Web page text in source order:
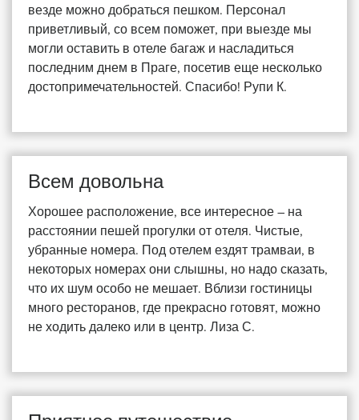
везде можно добраться пешком. Персонал
приветливый, со всем поможет, при выезде мы
могли оставить в отеле багаж и насладиться
последним днем в Праге, посетив еще несколько
достопримечательностей. Спасибо! Рупи К.
Всем довольна
Хорошее расположение, все интересное – на
расстоянии пешей прогулки от отеля. Чистые,
убранные номера. Под отелем ездят трамваи, в
некоторых номерах они слышны, но надо сказать,
что их шум особо не мешает. Вблизи гостиницы
много ресторанов, где прекрасно готовят, можно
не ходить далеко или в центр. Лиза С.